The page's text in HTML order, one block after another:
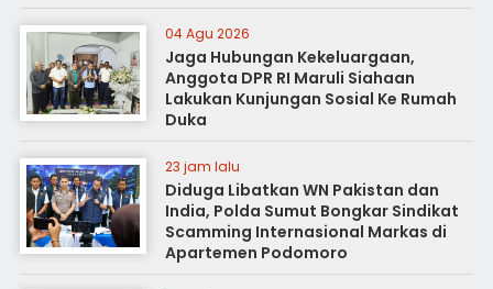
04 Agu 2026
Jaga Hubungan Kekeluargaan,
Anggota DPR RI Maruli Siahaan
Lakukan Kunjungan Sosial Ke Rumah
Duka
23 jam lalu
Diduga Libatkan WN Pakistan dan
India, Polda Sumut Bongkar Sindikat
Scamming Internasional Markas di
Apartemen Podomoro